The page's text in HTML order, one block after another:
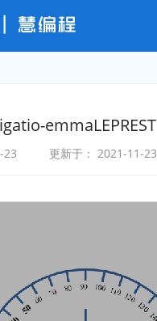
emmaLEPREST
23 更新于： 2021-11-23